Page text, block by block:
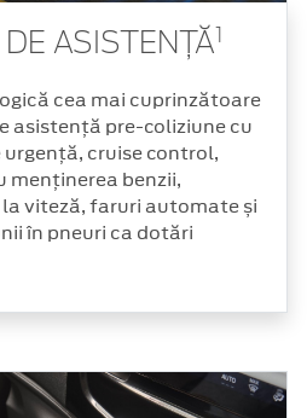
DE ASISTENȚĂ
cea mai cuprinzătoare
asistență pre-coliziune cu
cruise control,
menținerea benzii,
viteză, faruri automate și
în pneuri ca dotări